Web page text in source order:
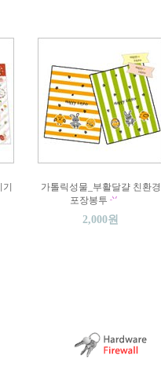
가톨릭성물_부활달걀 친환경
포장봉투
2,000원